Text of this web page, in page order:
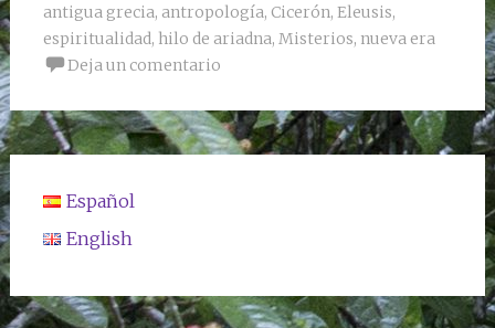
antigua grecia, antropología, Cicerón, Eleusis,
espiritualidad, hilo de ariadna, Misterios, nueva era
Deja un comentario
Español
English